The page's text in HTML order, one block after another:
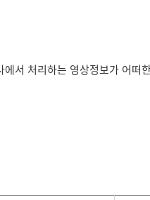
서 처리하는 영상정보가 어